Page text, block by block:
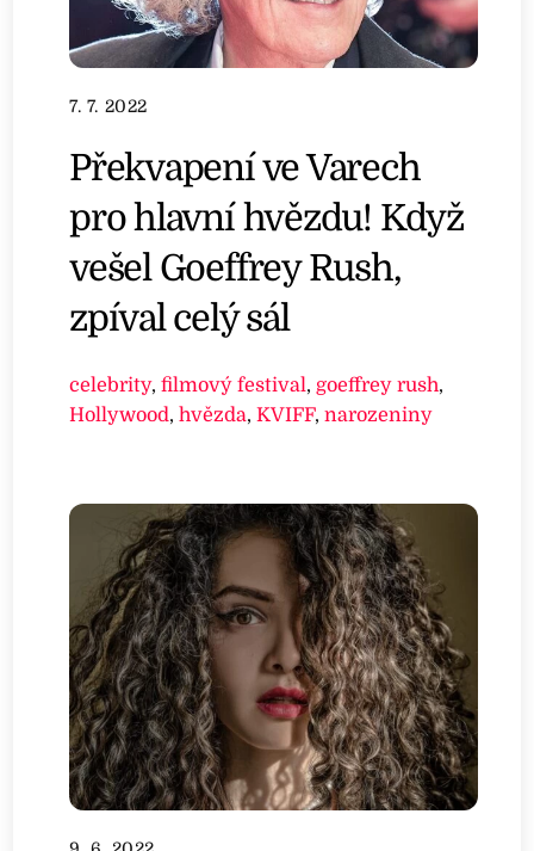
7. 7. 2022
Překvapení ve Varech
pro hlavní hvězdu! Když
vešel Goeffrey Rush,
zpíval celý sál
celebrity,filmový festival, goeffrey rush,
Hollywood,hvězda,KVIFF,narozeniny